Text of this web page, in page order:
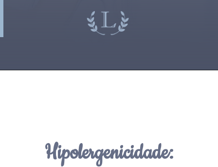
Hipolergenicidade: